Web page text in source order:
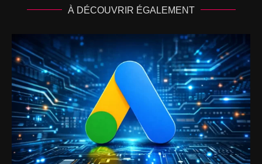
À DÉCOUVRIR ÉGALEMENT